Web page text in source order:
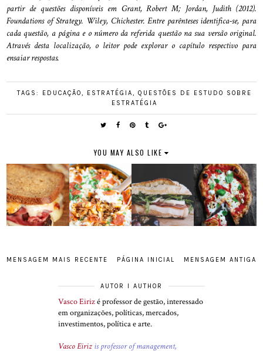
partir de questões disponíveis em Grant, Robert M; Jordan, Judith (2012).
Foundations of Strategy. Wiley, Chichester. Entre parênteses identifica-se, para
cada questão, a página e o número da referida questão na sua versão original.
Através desta localização, o leitor pode explorar o capítulo respectivo para
ensaiar respostas.
TAGS: EDUCAÇÃO ESTRATÉGIA
QUESTÕES DE ESTUDO SOBRE
ESTRATÉGIA
YOU MAY ALSO LIKE
MENSAGEM MAIS RECENTE MENSAGEM ANTIGA
PÁGINA INICIAL
AUTOR I AUTHOR
Vasco Eirizé professor de gestão, interessado
em organizações, políticas, mercados,
investimentos, política e arte.
Vasco Eiriz is professor of management,